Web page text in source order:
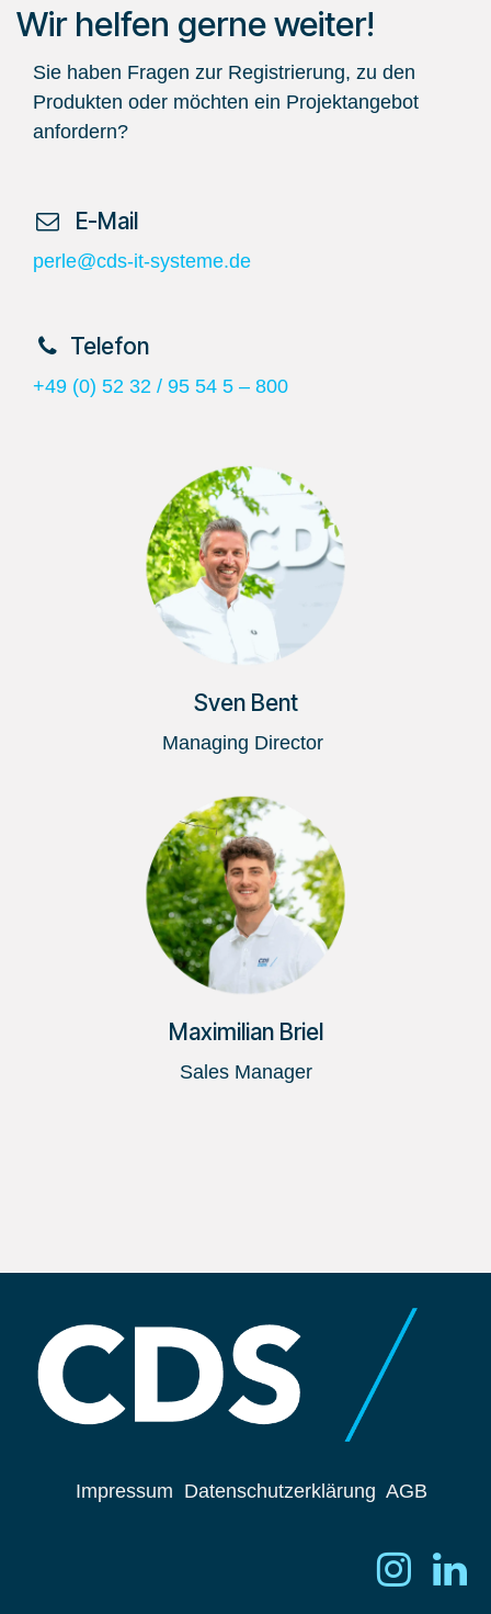
Wir helfen gerne weiter!
Sie haben Fragen zur Registrierung, zu den
Produkten oder möchten ein Projektangebot
anfordern?
​ E-Mail
perle@cds-it-systeme.de
​Telefon
+49 (0) 52 32 / 95 54 5 – 800
Sven Bent
Managing Director
Maximilian Briel
Sales Manager
Impressum Datenschutzerklärung AGB